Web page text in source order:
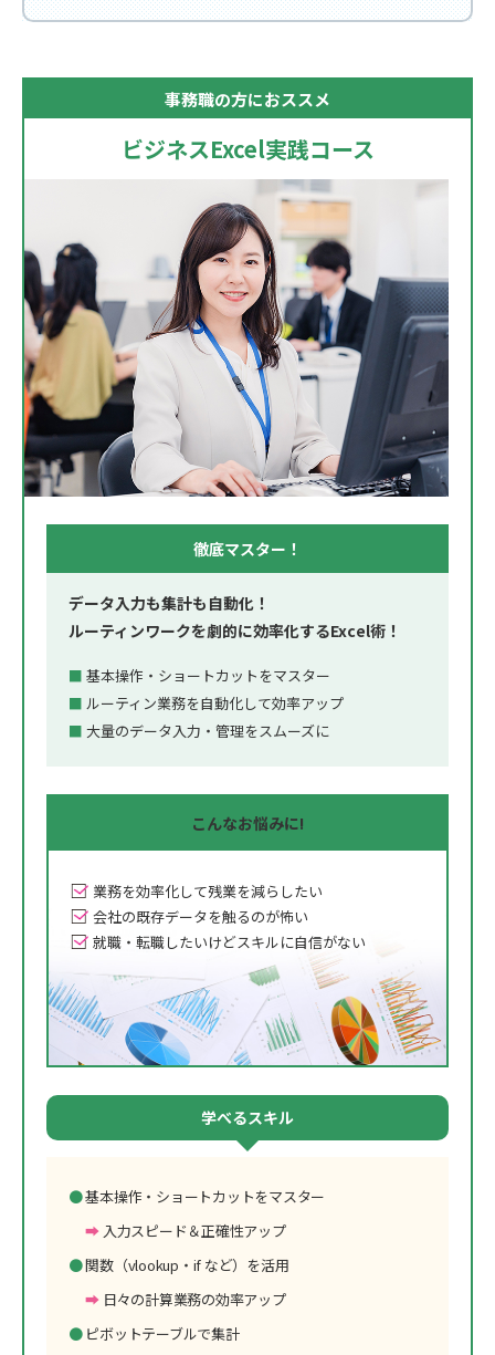
事務職の方におススメ
ビジネスExcel実践コース
徹底マスター！
データ入力も集計も自動化！
ルーティンワークを劇的に効率化するExcel術！
基本操作・ショートカットをマスター
ルーティン業務を自動化して効率アップ
大量のデータ入力・管理をスムーズに
こんなお悩みに!
業務を効率化して残業を減らしたい
会社の既存データを触るのが怖い
就職・転職したいけどスキルに自信がない
学べるスキル
基本操作・ショートカットをマスター
入力スピード＆正確性アップ
関数（vlookup・if など）を活用
日々の計算業務の効率アップ
ピボットテーブルで集計